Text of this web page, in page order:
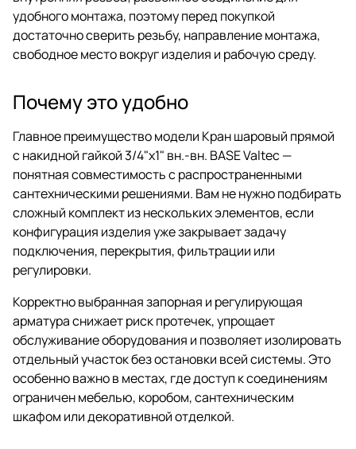
удобного монтажа, поэтому перед покупкой
достаточно сверить резьбу, направление монтажа,
свободное место вокруг изделия и рабочую среду.
Почему это удобно
Главное преимущество модели Кран шаровый прямой
с накидной гайкой 3/4"x1" вн.-вн. BASE Valtec —
понятная совместимость с распространенными
сантехническими решениями. Вам не нужно подбирать
сложный комплект из нескольких элементов, если
конфигурация изделия уже закрывает задачу
подключения, перекрытия, фильтрации или
регулировки.
Корректно выбранная запорная и регулирующая
арматура снижает риск протечек, упрощает
обслуживание оборудования и позволяет изолировать
отдельный участок без остановки всей системы. Это
особенно важно в местах, где доступ к соединениям
ограничен мебелью, коробом, сантехническим
шкафом или декоративной отделкой.